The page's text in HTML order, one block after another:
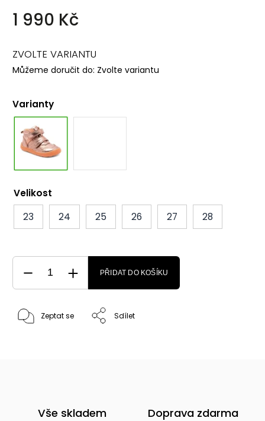
Varianty
1 990 Kč
ZVOLTE VARIANTU
Můžeme doručit do: Zvolte variantu
Velikost
23
24 25 26 27 28
PŘIDAT DO KOŠÍKU
Zeptat se Sdílet
Vše skladem Doprava zdarma